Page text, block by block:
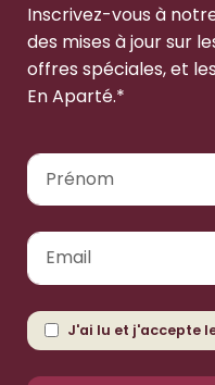
Inscrivez-vous à
des mises à jour sur
offres spéciales, et
En Aparté.*
J'ai lu et j'accepte